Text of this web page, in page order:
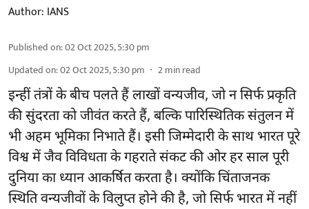
Author: IANS
Published on:02 Oct 2025, 5:30 pm
Updated on:02 Oct 2025, 5:30 pm 2min read
इन्हीं तंत्रों के बीच पलते हैं लाखों वन्यजीव, जो न सिर्फ प्रकृति
की सुंदरता को जीवंत करते हैं, बल्कि पारिस्थितिक संतुलन में
भी अहम भूमिका निभाते हैं। इसी जिम्मेदारी के साथ भारत पूरे
विश्व में जैव विविधता के गहराते संकट की ओर हर साल पूरी
दुनिया का ध्यान आकर्षित करता है। क्योंकि चिंताजनक
स्थिति वन्यजीवों के विलुप्त होने की है, जो सिर्फ भारत में नहीं